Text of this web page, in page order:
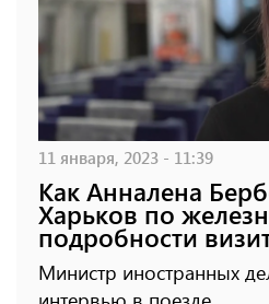
11 января, 2023 - 11:39
Как Анналена
Харьков по
подробности
Министр иностранных